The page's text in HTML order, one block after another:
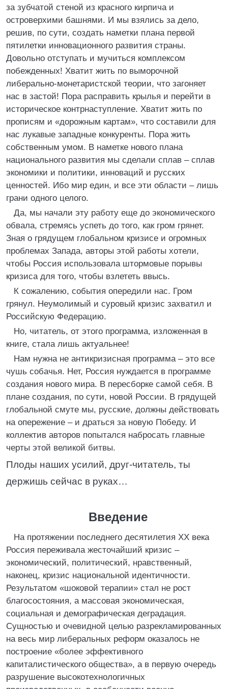
за зубчатой стеной из красного кирпича и
островерхими башнями. И мы взялись за дело,
решив, по сути, создать наметки плана первой
пятилетки инновационного развития страны.
Довольно отступать и мучиться комплексом
побежденных! Хватит жить по выморочной
либерально-монетаристской теории, что загоняет
нас в застой! Пора расправить крылья и перейти в
историческое контрнаступление. Хватит жить по
прописям и «дорожным картам», что составили для
нас лукавые западные конкуренты. Пора жить
собственным умом. В наметке нового плана
национального развития мы сделали сплав – сплав
экономики и политики, инноваций и русских
ценностей. Ибо мир един, и все эти области – лишь
грани одного целого.
Да, мы начали эту работу еще до экономического
обвала, стремясь успеть до того, как гром грянет.
Зная о грядущем глобальном кризисе и огромных
проблемах Запада, авторы этой работы хотели,
чтобы Россия использовала штормовые порывы
кризиса для того, чтобы взлететь ввысь.
К сожалению, события опередили нас. Гром
грянул. Неумолимый и суровый кризис захватил и
Российскую Федерацию.
Но, читатель, от этого программа, изложенная в
книге, стала лишь актуальнее!
Нам нужна не антикризисная программа – это все
чушь собачья. Нет, Россия нуждается в программе
создания нового мира. В пересборке самой себя. В
плане создания, по сути, новой России. В грядущей
глобальной смуте мы, русские, должны действовать
на опережение – и драться за новую Победу. И
коллектив авторов попытался набросать главные
черты этой великой битвы.
Плоды наших усилий, друг-читатель, ты
держишь сейчас в руках…
Введение
На протяжении последнего десятилетия XX века
Россия переживала жесточайший кризис –
экономический, политический, нравственный,
наконец, кризис национальной идентичности.
Результатом «шоковой терапии» стал не рост
благосостояния, а массовая экономическая,
социальная и демографическая деградация.
Сущностью и очевидной целью разрекламированных
на весь мир либеральных реформ оказалось не
построение «более эффективного
капиталистического общества», а в первую очередь
разрушение высокотехнологичных